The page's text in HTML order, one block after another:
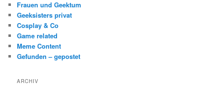
Frauen und Geektum
Geeksisters privat
Cosplay & Co
Game related
Meme Content
Gefunden – gepostet
ARCHIV